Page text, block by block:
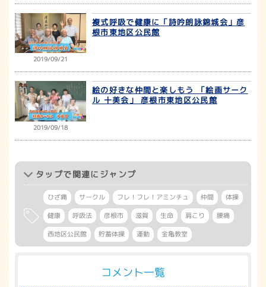
2019/09/21
複式呼吸で健康に「詩吟朗詠錦城会」彦
根市東地区公民館
2019/09/18
絵の好きな仲間と楽しもう 「絵画サーク
ル 十美会」 彦根市東地区公民館
タップで関連にジャンプ
ひざ痛 サークル フレ！フレ！アミンチュ 仲間
体操
健康
呼吸法 彦根市 滋賀 生命 肩こり
腰痛
西地区公民館
貯蓄体操 運動 金亀教室
コメント一覧